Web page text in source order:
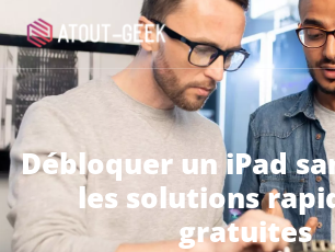
Débloquer un iPad
les solutions
gratuites